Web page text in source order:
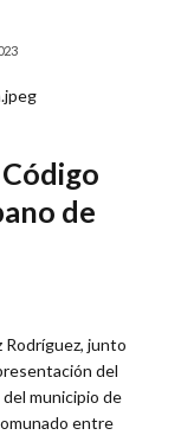
de
Rodríguez, junto
del
municipio de
entre